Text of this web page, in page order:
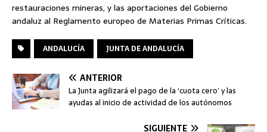
restauraciones mineras, y las aportaciones del Gobierno
andaluz al Reglamento europeo de Materias Primas Críticas.
ANDALUCÍA JUNTA DE ANDALUCÍA
ANTERIOR
La Junta agilizará el pago de la ‘cuota cero’ y las
ayudas al inicio de actividad de los autónomos
SIGUIENTE